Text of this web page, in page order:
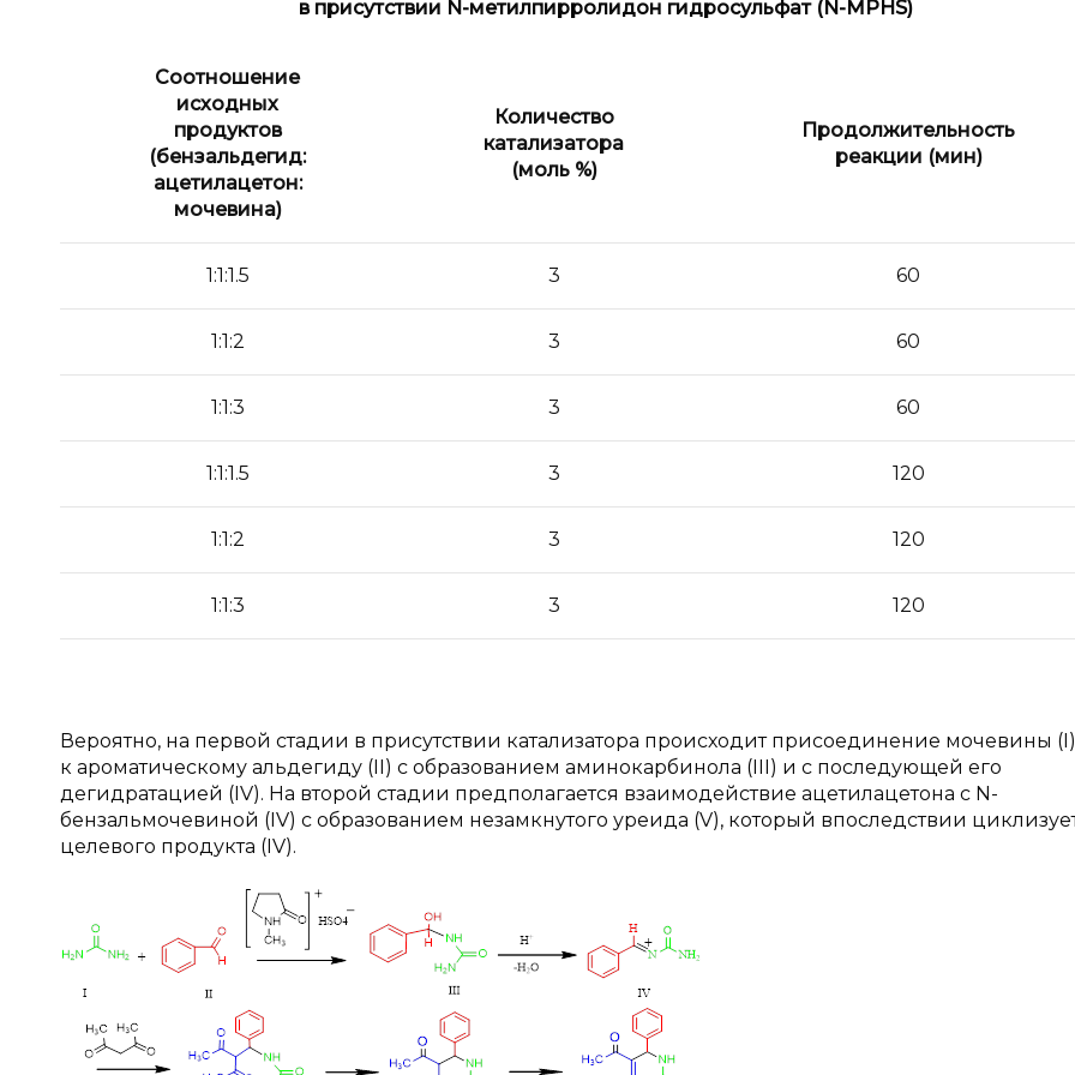
в присутствии N-метилпирролидон гидросульфат (N-MPHS)
Соотношение
исходных
продуктов
(бензальдегид:
ацетилацетон:
мочевина)
Количество
катализатора
(моль %)
Продолжительность
реакции (мин)
1:1:1.5 3 60
1:1:2 3 60
1:1:3 3 60
1:1:1.5 3 120
1:1:2 3 120
1:1:3 3 120
Вероятно, на первой стадии в присутствии катализатора происходит присоединение мочевины (I)
к ароматическому альдегиду (II) с образованием аминокарбинола (III) и с последующей его
дегидратацией (IV). На второй стадии предполагается взаимодействие ацетилацетона с N-
бензальмочевиной (IV) с образованием незамкнутого уреида (V), который впоследствии
целевого продукта (IV).